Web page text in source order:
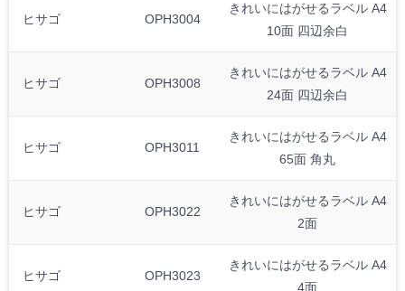
ヒサゴ OPH3004
きれいにはがせるラベル A4
10面 四辺余白
ヒサゴ OPH3008
きれいにはがせるラベル A4
24面 四辺余白
ヒサゴ OPH3011
きれいにはがせるラベル A4
65面 角丸
ヒサゴ OPH3022
きれいにはがせるラベル A4
2面
ヒサゴ OPH3023
きれいにはがせるラベル A4
4面